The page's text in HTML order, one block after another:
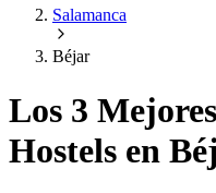
Salamanca
Béjar
Los 3
Hostels en